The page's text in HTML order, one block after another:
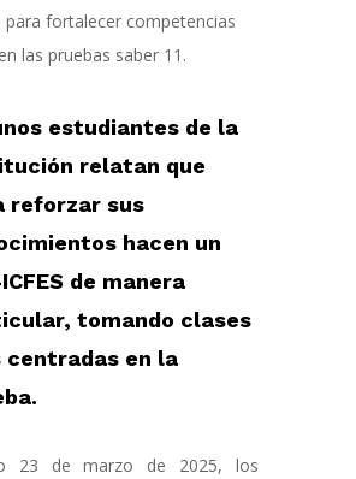
para fortalecer competencias
las pruebas saber 11.
estudiantes de la
relatan que
reforzar sus
hacen un
de manera
tomando clases
centradas en la
23 de marzo de 2025, los